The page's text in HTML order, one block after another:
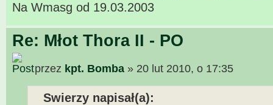
Na Wmasg od 19.03.2003
Re: Młot Thora II - PO
przez kpt. Bomba » 20 lut 2010, o 17:35
Swierzy napisał(a):